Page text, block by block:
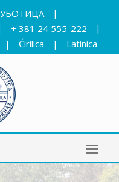
|
+ 381 24 555-222
|
| Ćirilica | Latinica